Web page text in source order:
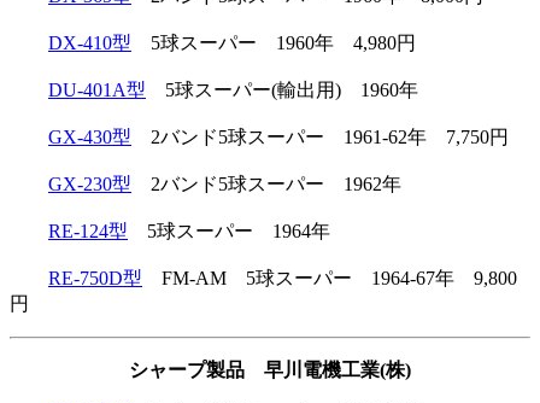
DX-410型 5球スーパー 1960年 4,980円
DU-401A型 5球スーパー(輸出用) 1960年
GX-430型 2バンド5球スーパー 1961-62年 7,750円
GX-230型 2バンド5球スーパー 1962年
RE-124型 5球スーパー 1964年
RE-750D型 FM-AM 5球スーパー 1964-67年 9,800
円
シャープ製品 早川電機工業(株)